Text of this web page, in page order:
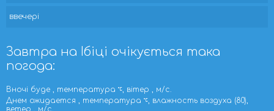
ввечері
Завтра на Ібіці очікується така
погода:
Вночі буде , температура
, вітер , м/с.
Днем ожидается , температура
, влажность воздуха (80),
ветер , м/с.